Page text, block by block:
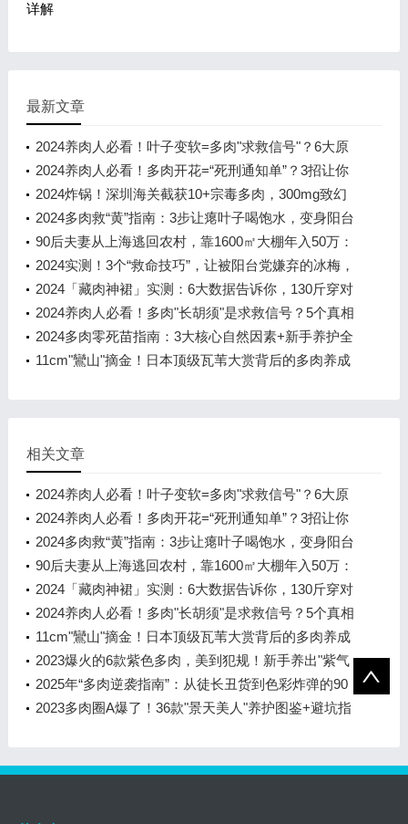
详解
最新文章
2024养肉人必看！叶子变软=多肉"求救信号"？6大原
因+急救方案让你的肉肉秒回血
2024养肉人必看！多肉开花=“死刑通知单”？3招让你
的肉肉死里逃生！
2024炸锅！深圳海关截获10+宗毒多肉，300mg致幻
成分=精神分裂！新手养肉必避的致
2024多肉救“黄”指南：3步让瘪叶子喝饱水，变身阳台
彩虹小胖子！
90后夫妻从上海逃回农村，靠1600㎡大棚年入50万：
多肉植物的"逆袭致富经"
2024实测！3个“救命技巧”，让被阳台党嫌弃的冰梅，
1年爆盆+晒出粉橙包子脸
2024「藏肉神裙」实测：6大数据告诉你，130斤穿对
裙子比100斤还显瘦！
2024养肉人必看！多肉"长胡须"是求救信号？5个真相
让你秒变养护大神
2024多肉零死苗指南：3大核心自然因素+新手养护全
攻略
11cm"鸞山"摘金！日本顶级瓦苇大赏背后的多肉养成
相关文章
2024养肉人必看！叶子变软=多肉"求救信号"？6大原
因+急救方案让你的肉肉秒回血
2024养肉人必看！多肉开花=“死刑通知单”？3招让你
的肉肉死里逃生！
2024多肉救“黄”指南：3步让瘪叶子喝饱水，变身阳台
彩虹小胖子！
90后夫妻从上海逃回农村，靠1600㎡大棚年入50万：
多肉植物的"逆袭致富经"
2024「藏肉神裙」实测：6大数据告诉你，130斤穿对
裙子比100斤还显瘦！
2024养肉人必看！多肉"长胡须"是求救信号？5个真相
让你秒变养护大神
11cm"鸞山"摘金！日本顶级瓦苇大赏背后的多肉养成
秘籍
2023爆火的6款紫色多肉，美到犯规！新手养出"紫气
东来"全攻略
2025年“多肉逆袭指南”：从徒长丑货到色彩炸弹的90
天蜕变计划
2023多肉圈A爆了！36款"景天美人"养护图鉴+避坑指